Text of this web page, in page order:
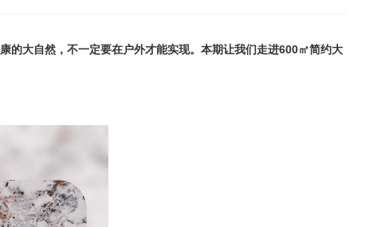
的大自然， 不一定要在户外才能实现。 本期让我们走进600㎡简约大